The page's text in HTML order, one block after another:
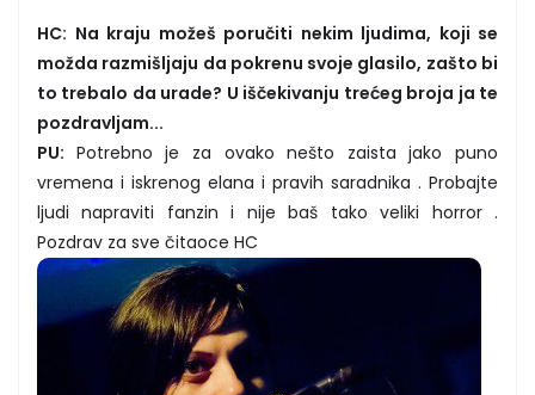
HC: Na kraju možeš poručiti nekim ljudima, koji se
možda razmišljaju da pokrenu svoje glasilo, zašto bi
to trebalo da urade? U iščekivanju trećeg broja ja te
pozdravljam...
PU: Potrebno je za ovako nešto zaista jako puno
vremena i iskrenog elana i pravih saradnika . Probajte
ljudi napraviti fanzin i nije baš tako veliki horror .
Pozdrav za sve čitaoce HC